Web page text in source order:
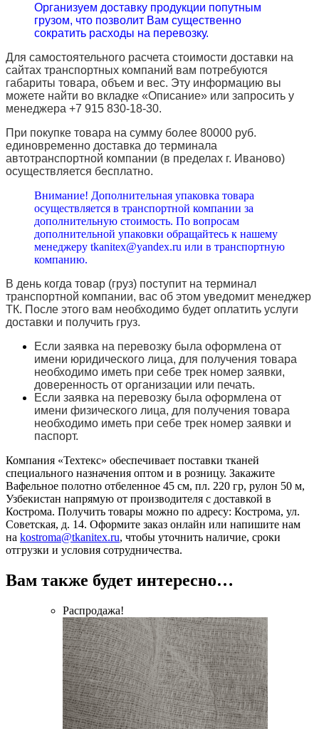
Организуем доставку продукции попутным
грузом, что позволит Вам существенно
сократить расходы на перевозку.
Для самостоятельного расчета стоимости доставки на
сайтах транспортных компаний вам потребуются
габариты товара, объем и вес. Эту информацию вы
можете найти во вкладке «Описание» или запросить у
менеджера +7 915 830-18-30.
При покупке товара на сумму более 80000 руб.
единовременно доставка до терминала
автотранспортной компании (в пределах г. Иваново)
осуществляется бесплатно.
Внимание! Дополнительная упаковка товара
осуществляется в транспортной компании за
дополнительную стоимость. По вопросам
дополнительной упаковки обращайтесь к нашему
менеджеру tkanitex@yandex.ru или в транспортную
компанию.
В день когда товар (груз) поступит на терминал
транспортной компании, вас об этом уведомит менеджер
ТК. После этого вам необходимо будет оплатить услуги
доставки и получить груз.
Если заявка на перевозку была оформлена от
имени юридического лица, для получения товара
необходимо иметь при себе трек номер заявки,
доверенность от организации или печать.
Если заявка на перевозку была оформлена от
имени физического лица, для получения товара
необходимо иметь при себе трек номер заявки и
паспорт.
Компания «Техтекс» обеспечивает поставки тканей
специального назначения оптом и в розницу. Закажите
Вафельное полотно отбеленное 45 см, пл. 220 гр, рулон 50 м,
Узбекистан напрямую от производителя с доставкой в
Кострома. Получить товары можно по адресу: Кострома, ул.
Советская, д. 14. Оформите заказ онлайн или напишите нам
на kostroma@tkanitex.ru, чтобы уточнить наличие, сроки
отгрузки и условия сотрудничества.
Вам также будет интересно…
Распродажа!